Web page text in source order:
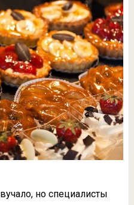
но специалисты